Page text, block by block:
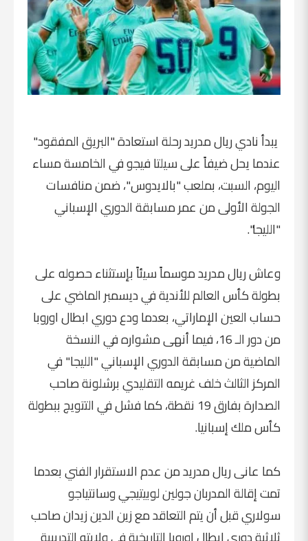
يبدأ نادي ريال مدريد رحلة استعادة "البريق المفقود"
عندما يحل ضيفاً على سيلتا فيجو في الخامسة مساء
اليوم، السبت، بملعب "بالايدوس"، ضمن منافسات
الجولة الأولى من عمر مسابقة الدوري الإسباني
"الليجا".
وعاش ريال مدريد موسماً سيئاً بإستثناء حصوله على
بطولة كأس العالم للأندية في ديسمبر الماضي على
حساب العين الإماراتي، بعدما ودع دوري ابطال اوروبا
من دور الـ 16، فيما أنهى مشواره في النسخة
الماضية من مسابقة الدوري الإسباني "الليجا" في
المركز الثالث خلف غريمه التقليدي برشلونة صاحب
الصدارة بفارق 19 نقطة، كما فشل في التتويج ببطولة
كأس ملك إسبانيا.
كما عانى ريال مدريد من عدم الاستقرار الفني بعدما
تمت إقالة المدربان جولين لوبيتيجي وسانتياجو
سولاري قبل أن يتم التعاقد مع زين الدين زيدان صاحب